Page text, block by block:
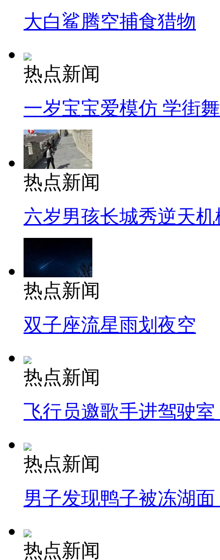
大白鲨腾空捕食猎物
热点新闻
一岁宝宝爱模仿 学街
热点新闻
六岁男孩长城秀逆天机
热点新闻
双子座流星雨划夜空
热点新闻
飞行员邀歌手进驾驶
热点新闻
男子发现鸭子被冻湖
热点新闻